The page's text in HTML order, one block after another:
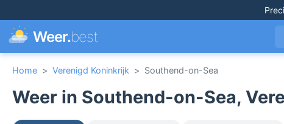
Weer.best
Home > Verenigd Koninkrijk > Southend-on-Sea
Weer in Southend-on-Sea,